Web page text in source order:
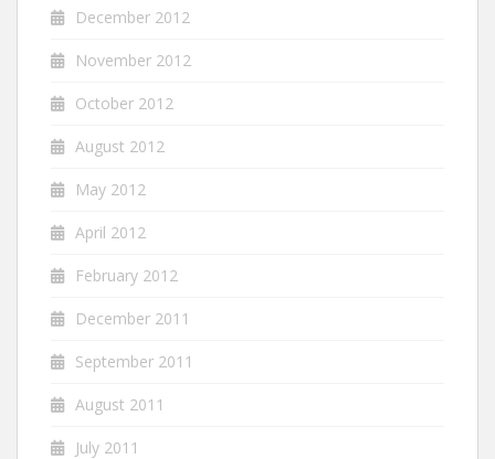
December 2012
November 2012
October 2012
August 2012
May 2012
April 2012
February 2012
December 2011
September 2011
August 2011
July 2011